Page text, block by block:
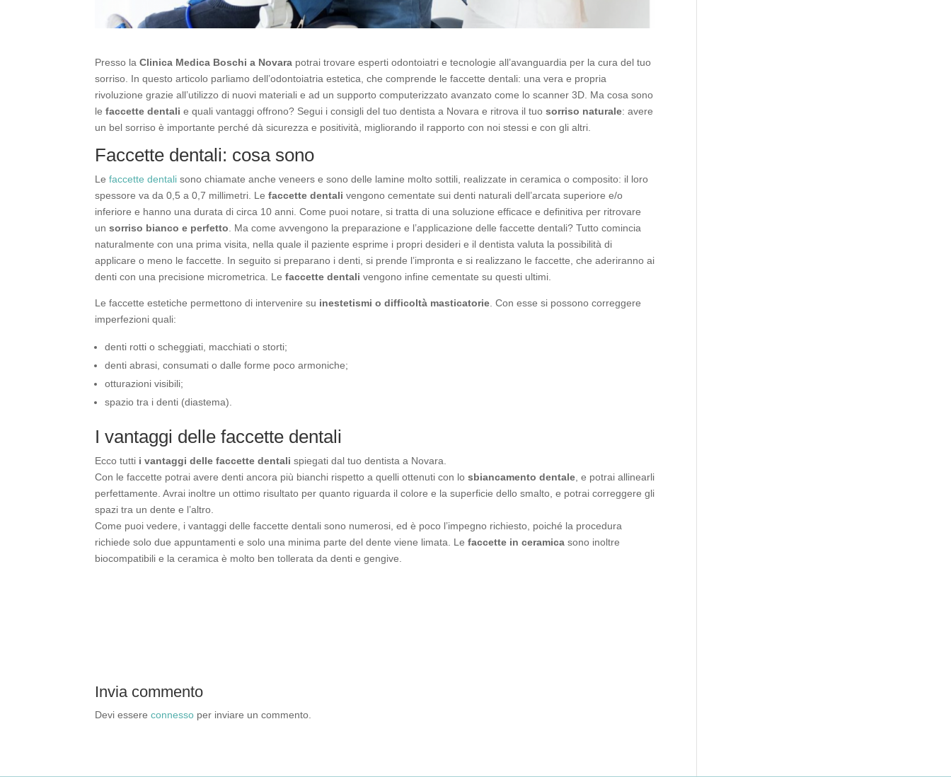
Presso laClinica Medica Boschi a Novara potrai trovare esperti odontoiatri e tecnologie all’avanguardia per la cura del tuo
sorriso. In questo articolo parliamo dell’odontoiatria estetica, che comprende le faccette dentali: una vera e propria
rivoluzione grazie all’utilizzo di nuovi materiali e ad un supporto computerizzato avanzato come lo scanner 3D. Ma cosa sono
lefaccette dentali e quali vantaggi offrono? Segui i consigli del tuo dentista a Novara e ritrova il tuosorriso naturale: avere
un bel sorriso è importante perché dà sicurezza e positività, migliorando il rapporto con noi stessi e con gli altri.
Faccette dentali: cosa sono
Le faccette dentali sono chiamate anche veneers e sono delle lamine molto sottili, realizzate in ceramica o composito: il loro
spessore va da 0,5 a 0,7 millimetri. Lefaccette dentali vengono cementate sui denti naturali dell’arcata superiore e/o
inferiore e hanno una durata di circa 10 anni. Come puoi notare, si tratta di una soluzione efficace e definitiva per ritrovare
unsorriso bianco e perfetto . Ma come avvengono la preparazione e l’applicazione delle faccette dentali? Tutto comincia
naturalmente con una prima visita, nella quale il paziente esprime i propri desideri e il dentista valuta la possibilità di
applicare o meno le faccette. In seguito si preparano i denti, si prende l’impronta e si realizzano le faccette, che aderiranno ai
denti con una precisione micrometrica. Lefaccette dentali vengono infine cementate su questi ultimi.
Le faccette estetiche permettono di intervenire su inestetismi o difficoltà masticatorie . Con esse si possono correggere
imperfezioni quali:
denti rotti o scheggiati, macchiati o storti;
denti abrasi, consumati o dalle forme poco armoniche;
otturazioni visibili;
spazio tra i denti (diastema).
I vantaggi delle faccette dentali
Ecco tutti i vantaggi delle faccette dentali spiegati dal tuo dentista a Novara.
Con le faccette potrai avere denti ancora più bianchi rispetto a quelli ottenuti con losbiancamento dentale , e potrai allinearli
perfettamente. Avrai inoltre un ottimo risultato per quanto riguarda il colore e la superficie dello smalto, e potrai correggere gli
spazi tra un dente e l’altro.
Come puoi vedere, i vantaggi delle faccette dentali sono numerosi, ed è poco l’impegno richiesto, poiché la procedura
richiede solo due appuntamenti e solo una minima parte del dente viene limata. Le faccette in ceramica sono inoltre
biocompatibili e la ceramica è molto ben tollerata da denti e gengive.
Invia commento
Devi essereconnesso per inviare un commento.